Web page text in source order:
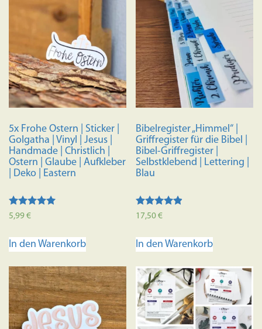
5x Frohe Ostern | Sticker |
Golgatha | Vinyl | Jesus |
Handmade | Christlich |
Ostern | Glaube | Aufkleber
| Deko | Eastern
Bewertet mit
5.00
5,99€
In den Warenkorb
Bibelregister „Himmel“ |
Griffregister für die Bibel |
Bibel-Griffregister |
Selbstklebend | Lettering |
Blau
Bewertet
mit
von 5
17,50€
In den Warenkorb